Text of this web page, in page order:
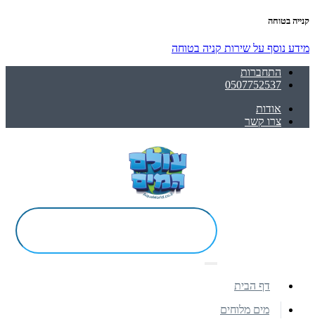
קנייה בטוחה
מידע נוסף על שירות קניה בטוחה
התחברות
0507752537
אודות
צרו קשר
דף הבית
מים מלוחים